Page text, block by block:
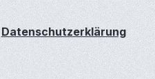
Datenschutzerklärung